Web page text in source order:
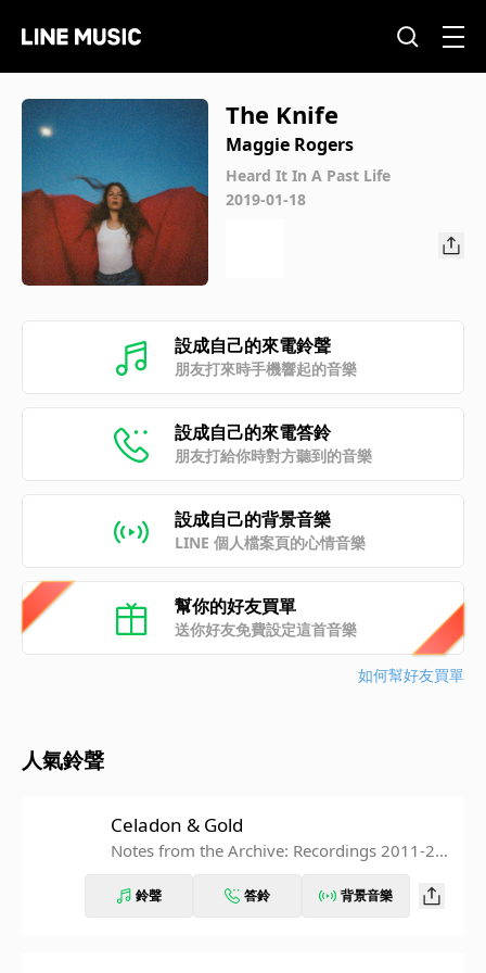
The Knife
Maggie Rogers
Heard It In A Past Life
2019-01-18
設成自己的來電鈴聲
朋友打來時手機響起的音樂
設成自己的來電答鈴
朋友打給你時對方聽到的音樂
設成自己的背景音樂
LINE 個人檔案頁的心情音樂
幫你的好友買單
送你好友免費設定這首音樂
如何幫好友買單
人氣鈴聲
Celadon & Gold
Notes from the Archive: Recordings 2011-20
鈴聲 答鈴 背景音樂